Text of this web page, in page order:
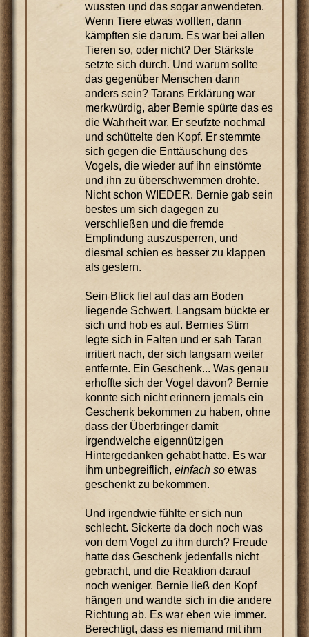
wussten und das sogar anwendeten.
Wenn Tiere etwas wollten, dann
kämpften sie darum. Es war bei allen
Tieren so, oder nicht? Der Stärkste
setzte sich durch. Und warum sollte
das gegenüber Menschen dann
anders sein? Tarans Erklärung war
merkwürdig, aber Bernie spürte das es
die Wahrheit war. Er seufzte nochmal
und schüttelte den Kopf. Er stemmte
sich gegen die Enttäuschung des
Vogels, die wieder auf ihn einstömte
und ihn zu überschwemmen drohte.
Nicht schon WIEDER. Bernie gab sein
bestes um sich dagegen zu
verschließen und die fremde
Empfindung auszusperren, und
diesmal schien es besser zu klappen
als gestern.
Sein Blick fiel auf das am Boden
liegende Schwert. Langsam bückte er
sich und hob es auf. Bernies Stirn
legte sich in Falten und er sah Taran
irritiert nach, der sich langsam weiter
entfernte. Ein Geschenk... Was genau
erhoffte sich der Vogel davon? Bernie
konnte sich nicht erinnern jemals ein
Geschenk bekommen zu haben, ohne
dass der Überbringer damit
irgendwelche eigennützigen
Hintergedanken gehabt hatte. Es war
ihm unbegreiflich, einfach soetwas
geschenkt zu bekommen.
Und irgendwie fühlte er sich nun
schlecht. Sickerte da doch noch was
von dem Vogel zu ihm durch? Freude
hatte das Geschenk jedenfalls nicht
gebracht, und die Reaktion darauf
noch weniger. Bernie ließ den Kopf
hängen und wandte sich in die andere
Richtung ab. Es war eben wie immer.
Berechtigt, dass es niemand mit ihm